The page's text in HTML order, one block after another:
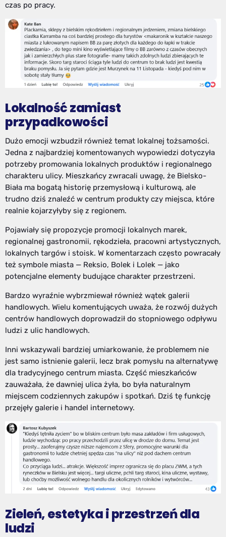
czas po pracy.
Lokalność zamiast
przypadkowości
Dużo emocji wzbudził również temat lokalnej tożsamości.
Jedna z najbardziej komentowanych wypowiedzi dotyczyła
potrzeby promowania lokalnych produktów i regionalnego
charakteru ulicy. Mieszkańcy zwracali uwagę, że Bielsko-
Biała ma bogatą historię przemysłową i kulturową, ale
trudno dziś znaleźć w centrum produkty czy miejsca, które
realnie kojarzyłyby się z regionem.
Pojawiały się propozycje promocji lokalnych marek,
regionalnej gastronomii, rękodzieła, pracowni artystycznych,
lokalnych targów i stoisk. W komentarzach często powracały
też symbole miasta — Reksio, Bolek i Lolek — jako
potencjalne elementy budujące charakter przestrzeni.
Bardzo wyraźnie wybrzmiewał również wątek galerii
handlowych. Wielu komentujących uważa, że rozwój dużych
centrów handlowych doprowadził do stopniowego odpływu
ludzi z ulic handlowych.
Inni wskazywali bardziej umiarkowanie, że problemem nie
jest samo istnienie galerii, lecz brak pomysłu na alternatywę
dla tradycyjnego centrum miasta. Część mieszkańców
zauważała, że dawniej ulica żyła, bo była naturalnym
miejscem codziennych zakupów i spotkań. Dziś tę funkcję
przejęły galerie i handel internetowy.
Zieleń, estetyka i przestrzeń dla
ludzi